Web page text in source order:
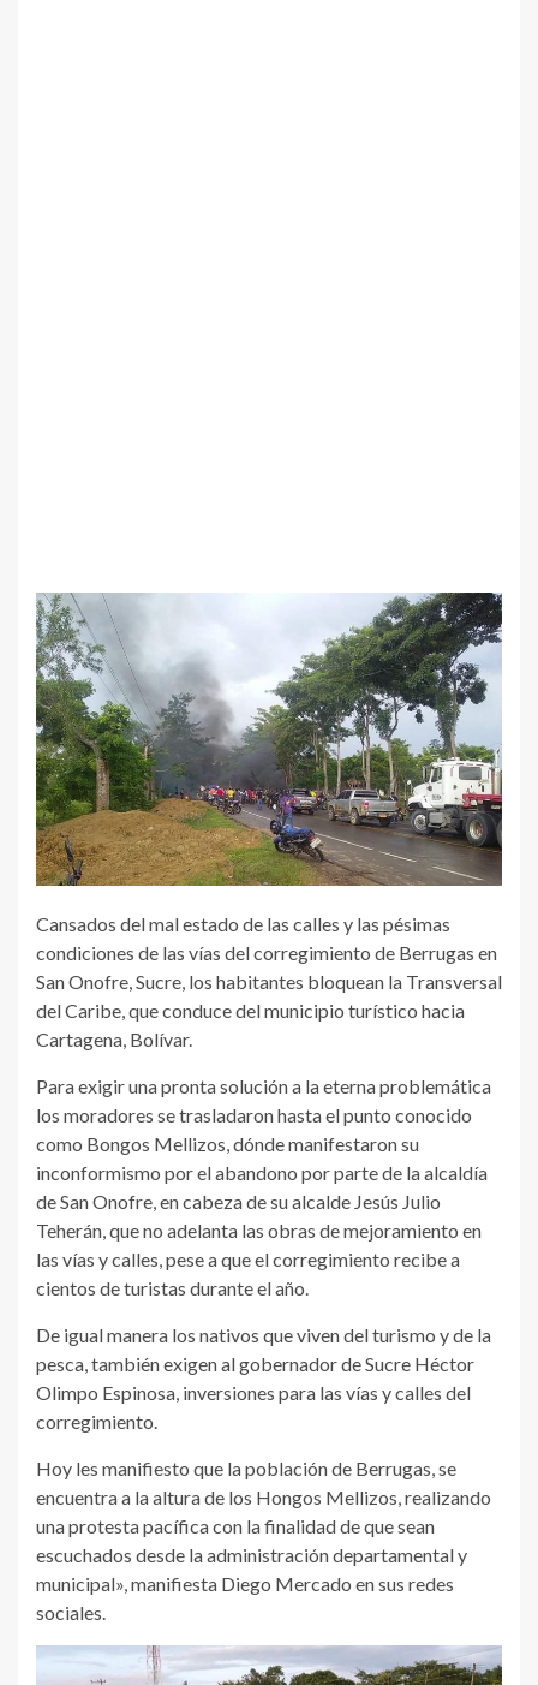
Cansados del mal estado de las calles y las pésimas
condiciones de las vías del corregimiento de Berrugas en
San Onofre, Sucre, los habitantes bloquean la Transversal
del Caribe, que conduce del municipio turístico hacia
Cartagena, Bolívar.
Para exigir una pronta solución a la eterna problemática
los moradores se trasladaron hasta el punto conocido
como Bongos Mellizos, dónde manifestaron su
inconformismo por el abandono por parte de la alcaldía
de San Onofre, en cabeza de su alcalde Jesús Julio
Teherán, que no adelanta las obras de mejoramiento en
las vías y calles, pese a que el corregimiento recibe a
cientos de turistas durante el año.
De igual manera los nativos que viven del turismo y de la
pesca, también exigen al gobernador de Sucre Héctor
Olimpo Espinosa, inversiones para las vías y calles del
corregimiento.
Hoy les manifiesto que la población de Berrugas, se
encuentra a la altura de los Hongos Mellizos, realizando
una protesta pacífica con la finalidad de que sean
escuchados desde la administración departamental y
municipal», manifiesta Diego Mercado en sus redes
sociales.